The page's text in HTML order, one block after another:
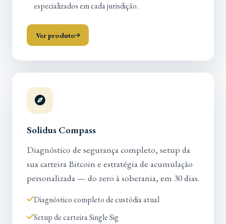
especializados em cada jurisdição.
Ver produto
Solidus Compass
Diagnóstico de segurança completo, setup da
sua carteira Bitcoin e estratégia de acumulação
personalizada — do zero à soberania, em 30 dias.
Diagnóstico completo de custódia atual
Setup de carteira Single Sig